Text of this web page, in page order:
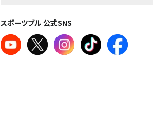
スポーツブル 公式SNS